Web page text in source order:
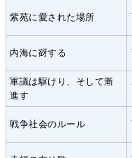
紫苑に愛された場所
内海に谺する
軍議は駆けり、そして漸
進す
戦争社会のルール